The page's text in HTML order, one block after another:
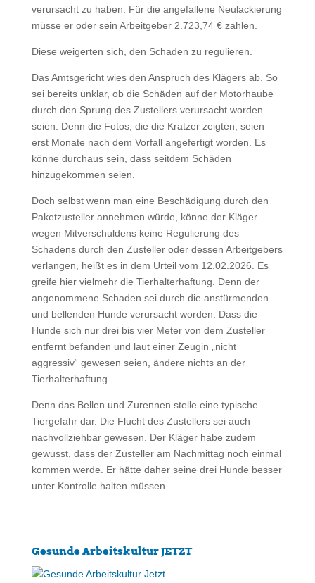
verursacht zu haben. Für die angefallene Neulackierung
müsse er oder sein Arbeitgeber 2.723,74 € zahlen.
Diese weigerten sich, den Schaden zu regulieren.
Das Amtsgericht wies den Anspruch des Klägers ab. So
sei bereits unklar, ob die Schäden auf der Motorhaube
durch den Sprung des Zustellers verursacht worden
seien. Denn die Fotos, die die Kratzer zeigten, seien
erst Monate nach dem Vorfall angefertigt worden. Es
könne durchaus sein, dass seitdem Schäden
hinzugekommen seien.
Doch selbst wenn man eine Beschädigung durch den
Paketzusteller annehmen würde, könne der Kläger
wegen Mitverschuldens keine Regulierung des
Schadens durch den Zusteller oder dessen Arbeitgebers
verlangen, heißt es in dem Urteil vom 12.02.2026. Es
greife hier vielmehr die Tierhalterhaftung. Denn der
angenommene Schaden sei durch die anstürmenden
und bellenden Hunde verursacht worden. Dass die
Hunde sich nur drei bis vier Meter von dem Zusteller
entfernt befanden und laut einer Zeugin „nicht
aggressiv“ gewesen seien, ändere nichts an der
Tierhalterhaftung.
Denn das Bellen und Zurennen stelle eine typische
Tiergefahr dar. Die Flucht des Zustellers sei auch
nachvollziehbar gewesen. Der Kläger habe zudem
gewusst, dass der Zusteller am Nachmittag noch einmal
kommen werde. Er hätte daher seine drei Hunde besser
unter Kontrolle halten müssen.
Gesunde Arbeitskultur JETZT